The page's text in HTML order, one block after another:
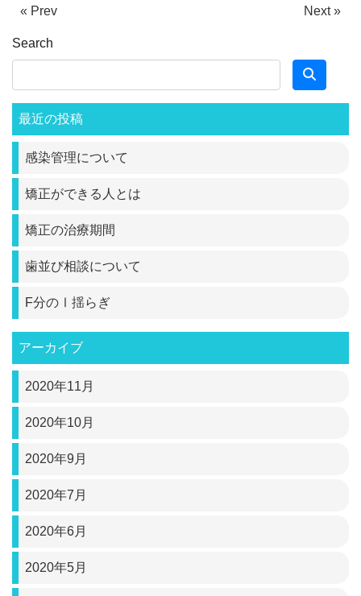
« Prev Next »
Search
最近の投稿
感染管理について
矯正ができる人とは
矯正の治療期間
歯並び相談について
F分のⅠ揺らぎ
アーカイブ
2020年11月
2020年10月
2020年9月
2020年7月
2020年6月
2020年5月